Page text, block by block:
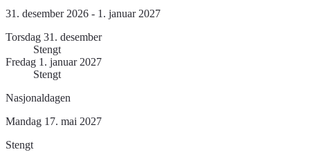
31. desember 2026 - 1. januar 2027
Torsdag 31. desember
Stengt
Fredag 1. januar 2027
Stengt
Nasjonaldagen
Mandag 17. mai 2027
Stengt